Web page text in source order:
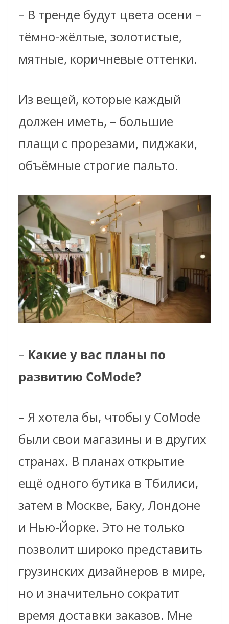
– В тренде будут цвета осени –
тёмно-жёлтые, золотистые,
мятные, коричневые оттенки.
Из вещей, которые каждый
должен иметь, – большие
плащи с прорезами, пиджаки,
объёмные строгие пальто.
– Какие у вас планы по
развитию CoMode?
– Я хотела бы, чтобы у CoMode
были свои магазины и в других
странах. В планах открытие
ещё одного бутика в Тбилиси,
затем в Москве, Баку, Лондоне
и Нью-Йорке. Это не только
позволит широко представить
грузинских дизайнеров в мире,
но и значительно сократит
время доставки заказов. Мне